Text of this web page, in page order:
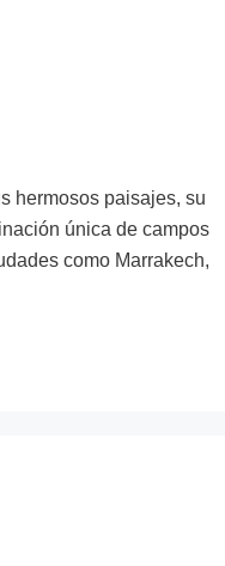
hermosos paisajes, su
única de campos
como Marrakech,